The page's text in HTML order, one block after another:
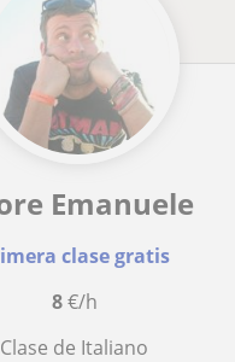
Emanuele
clase gratis
8€/h
Clase de Italiano